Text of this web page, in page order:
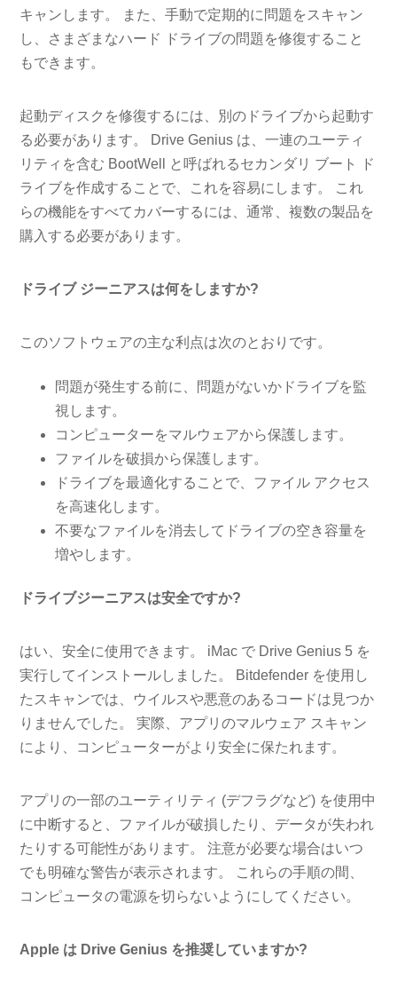
キャンします。 また、手動で定期的に問題をスキャン
し、さまざまなハード ドライブの問題を修復すること
もできます。
起動ディスクを修復するには、別のドライブから起動す
る必要があります。 Drive Genius は、一連のユーティ
リティを含む BootWell と呼ばれるセカンダリ ブート ド
ライブを作成することで、これを容易にします。 これ
らの機能をすべてカバーするには、通常、複数の製品を
購入する必要があります。
ドライブ ジーニアスは何をしますか?
このソフトウェアの主な利点は次のとおりです。
問題が発生する前に、問題がないかドライブを監
視します。
コンピューターをマルウェアから保護します。
ファイルを破損から保護します。
ドライブを最適化することで、ファイル アクセス
を高速化します。
不要なファイルを消去してドライブの空き容量を
増やします。
ドライブジーニアスは安全ですか?
はい、安全に使用できます。 iMac で Drive Genius 5 を
実行してインストールしました。 Bitdefender を使用し
たスキャンでは、ウイルスや悪意のあるコードは見つか
りませんでした。 実際、アプリのマルウェア スキャン
により、コンピューターがより安全に保たれます。
アプリの一部のユーティリティ (デフラグなど) を使用中
に中断すると、ファイルが破損したり、データが失われ
たりする可能性があります。 注意が必要な場合はいつ
でも明確な警告が表示されます。 これらの手順の間、
コンピュータの電源を切らないようにしてください。
Apple は Drive Genius を推奨していますか?